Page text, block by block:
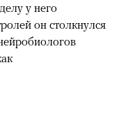
у него
он столкнулся